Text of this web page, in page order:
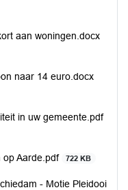
aan woningen.docx
naar 14 euro.docx
in uw gemeente.pdf
op Aarde.pdf 722 KB
- Motie Pleidooi